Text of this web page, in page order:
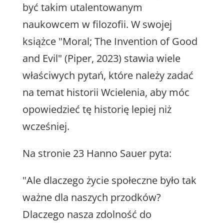
być takim utalentowanym
naukowcem w filozofii. W swojej
książce "Moral; The Invention of Good
and Evil" (Piper, 2023) stawia wiele
właściwych pytań, które należy zadać
na temat historii Wcielenia, aby móc
opowiedzieć tę historię lepiej niż
wcześniej.
Na stronie 23 Hanno Sauer pyta:
"Ale dlaczego życie społeczne było tak
ważne dla naszych przodków?
Dlaczego nasza zdolność do